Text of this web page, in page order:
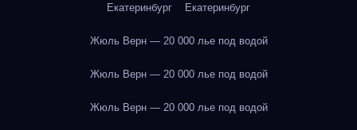
Екатеринбург Екатеринбург
Жюль Верн — 20 000 лье под водой
Жюль Верн — 20 000 лье под водой
Жюль Верн — 20 000 лье под водой